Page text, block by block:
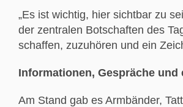
„Es ist wichtig, hier sichtbar zu
der zentralen Botschaften des
schaffen, zuzuhören und ein
Informationen, Gespräche und
Am Stand gab es Armbänder,